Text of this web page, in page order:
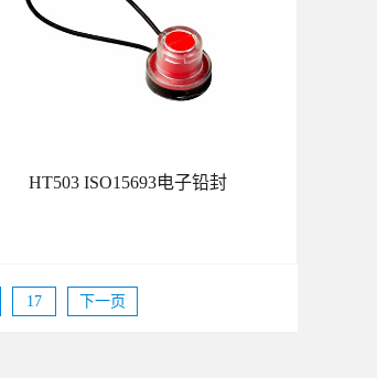
了解更多
HT503 ISO15693电子铅封
17 下一页